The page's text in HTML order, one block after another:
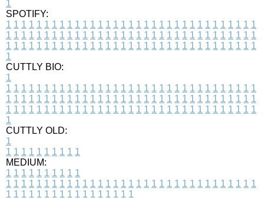
1
SPOTIFY:
1 1 1 1 1 1 1 1 1 1 1 1 1 1 1 1 1 1 1 1 1 1 1 1 1 1 1 1 1 1 1 1 1
1 1 1 1 1 1 1 1 1 1 1 1 1 1 1 1 1 1 1 1 1 1 1 1 1 1 1 1 1 1 1 1 1
1 1 1 1 1 1 1 1 1 1 1 1 1 1 1 1 1 1 1 1 1 1 1 1 1 1 1 1 1 1 1 1 1
1
CUTTLY BIO:
1
1 1 1 1 1 1 1 1 1 1 1 1 1 1 1 1 1 1 1 1 1 1 1 1 1 1 1 1 1 1 1 1 1
1 1 1 1 1 1 1 1 1 1 1 1 1 1 1 1 1 1 1 1 1 1 1 1 1 1 1 1 1 1 1 1 1
1 1 1 1 1 1 1 1 1 1 1 1 1 1 1 1 1 1 1 1 1 1 1 1 1 1 1 1 1 1 1 1 1
1
CUTTLY OLD:
1
1 1 1 1 1 1 1 1 1 1
MEDIUM:
1 1 1 1 1 1 1 1 1 1
1 1 1 1 1 1 1 1 1 1 1 1 1 1 1 1 1 1 1 1 1 1 1 1 1 1 1 1 1 1 1 1 1
1 1 1 1 1 1 1 1 1 1 1 1 1 1 1 1 1